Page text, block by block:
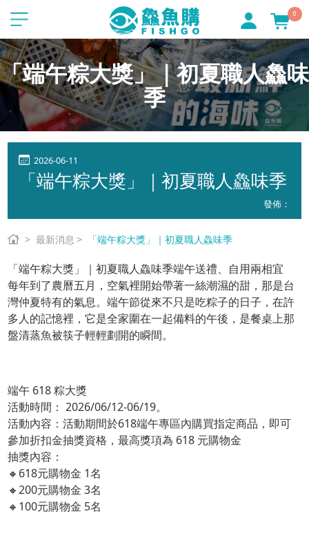
0
「端午粽大獎」｜初夏職人鱻味
季
2026-06-11
「端午粽大獎」｜初夏職人鱻味季
發佈：
最新消息 「端午粽大獎」｜初夏職人鱻味季
「端午粽大獎」｜初夏職人鱻味季端午送禮、自用兩相宜
每年到了農曆五月，空氣裡開始帶著一絲潮濕的甜，那是台
灣仲夏特有的氣息。端午節從來不只是吃粽子的日子，在許
多人的記憶裡，它是全家圍在一起備料的午後，是餐桌上那
盤清蒸魚被筷子輕輕劃開的瞬間。
端午 618 粽大獎
活動時間： 2026/06/12-06/19。
活動內容：活動期間於618端午專區內購買指定商品，即可
參加折扣金抽獎資格，最高獎項為 618 元購物金
抽獎內容：
🔸618元購物金 1名
🔸200元購物金 3名
🔸100元購物金 5名